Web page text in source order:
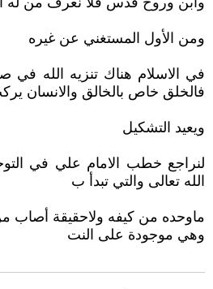
ومن الأول المستغني عن غيره
في الاسلام هناك تنزيه الله في
فالخلق خاص بالخالق والانسان
ويعيد التشكيل
لنراجع خطب الامام علي في
الله تعالى والتي تبدأ ب
ماوحده من كيفه ولاحقيقة أصاب
وهي موجودة على النت